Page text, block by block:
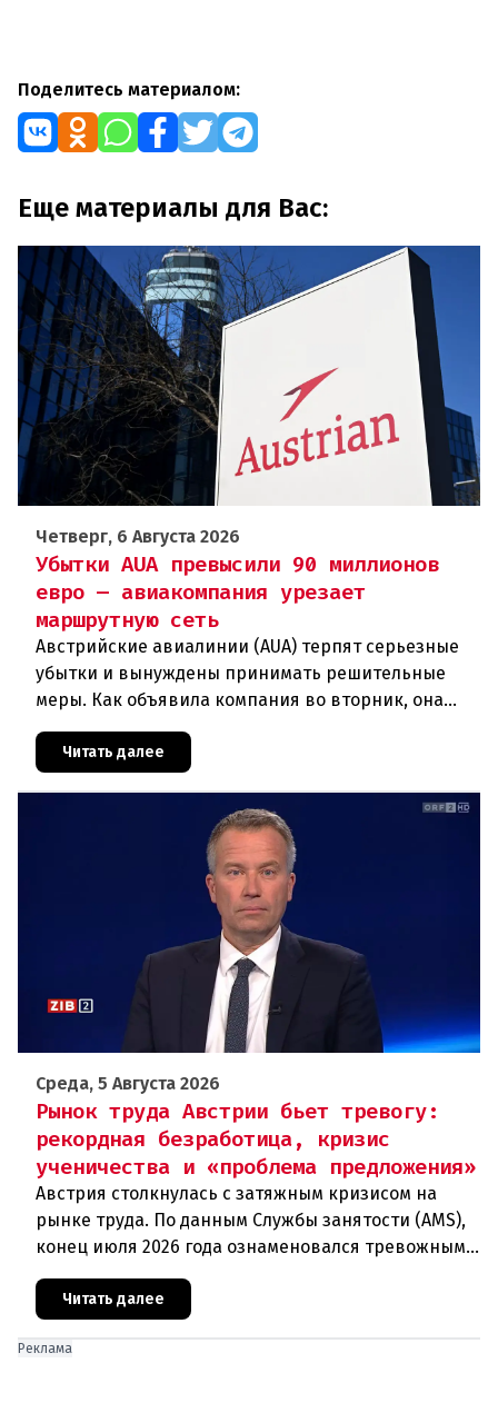
Поделитесь материалом:
Еще материалы для Вас:
Четверг, 6 Августа 2026
Убытки AUA превысили 90 миллионов
евро — авиакомпания урезает
маршрутную сеть
Австрийские авиалинии (AUA) терпят серьезные
убытки и вынуждены принимать решительные
меры. Как объявила компания во вторник, она
отменяет рейсы по маршруту Вена —
Грац.Причиной столь жесткой экономии
Читать далее
Среда, 5 Августа 2026
Рынок труда Австрии бьет тревогу:
рекордная безработица, кризис
ученичества и «проблема предложения»
Австрия столкнулась с затяжным кризисом на
рынке труда. По данным Службы занятости (AMS),
конец июля 2026 года ознаменовался тревожными
зарегистрированы как безрабо
Читать далее
Реклама